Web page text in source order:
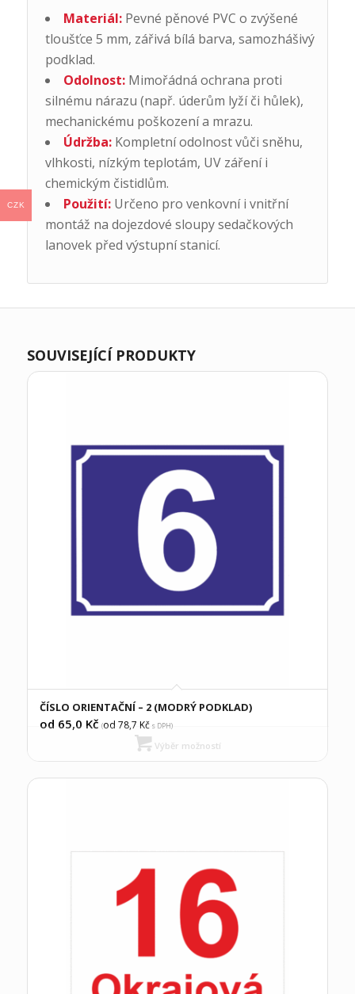
Materiál:Pevné pěnové PVC o zvýšené
tloušťce 5 mm, zářivá bílá barva, samozhášivý
podklad.
Odolnost:Mimořádná ochrana proti
silnému nárazu (např. úderům lyží či hůlek),
mechanickému poškození a mrazu.
Údržba:Kompletní odolnost vůči sněhu,
vlhkosti, nízkým teplotám, UV záření i
chemickým čistidlům.
Použití:Určeno pro venkovní i vnitřní
montáž na dojezdové sloupy sedačkových
lanovek před výstupní stanicí.
SOUVISEJÍCÍ PRODUKTY
ČÍSLO ORIENTAČNÍ – 2 (MODRÝ PODKLAD)
od 65,0 Kč (od 78,7 Kčs DPH)
Výběr možností
CZK